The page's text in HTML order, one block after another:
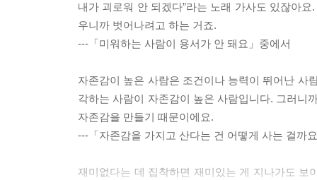
내가 괴로워 안 되겠다”라는 노래 가사도 있잖아
우니까 벗어나려고 하는 거죠.
---「미워하는 사람이 용서가 안 돼요」중에서
자존감이 높은 사람은 조건이나 능력이 뛰어난 사
각하는 사람이 자존감이 높은 사람입니다. 그러니
자존감을 만들기 때문이에요.
---「자존감을 가지고 산다는 건 어떻게 사는 걸까
재미없다는 데 집착하면 재미있는 게 지나가도 보